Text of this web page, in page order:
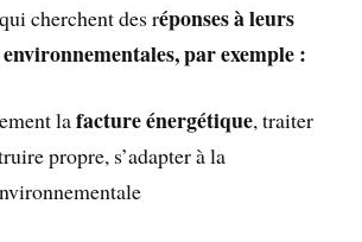
cherchent des réponses à leurs
par exemple :
lafacture énergétique, traiter
propre, s’adapter à la